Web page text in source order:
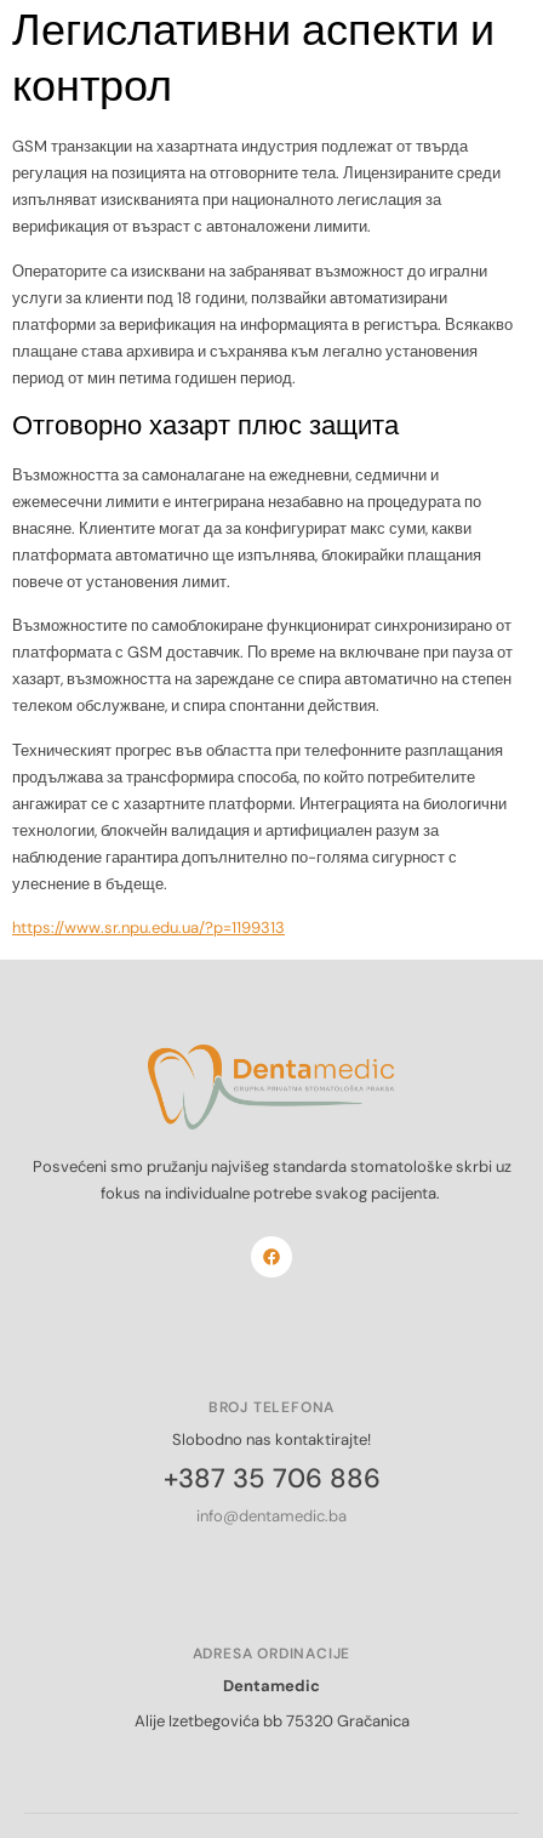
Легислативни аспекти и
контрол
GSM транзакции на хазартната индустрия подлежат от твърда
регулация на позицията на отговорните тела. Лицензираните среди
изпълняват изискванията при националното легислация за
верификация от възраст с автоналожени лимити.
Операторите са изисквани на забраняват възможност до игрални
услуги за клиенти под 18 години, ползвайки автоматизирани
платформи за верификация на информацията в регистъра. Всякакво
плащане става архивира и съхранява към легално установения
период от мин петима годишен период.
Отговорно хазарт плюс защита
Възможността за самоналагане на ежедневни, седмични и
ежемесечни лимити е интегрирана незабавно на процедурата по
внасяне. Клиентите могат да за конфигурират макс суми, какви
платформата автоматично ще изпълнява, блокирайки плащания
повече от установения лимит.
Възможностите по самоблокиране функционират синхронизирано от
платформата с GSM доставчик. По време на включване при пауза от
хазарт, възможността на зареждане се спира автоматично на степен
телеком обслужване, и спира спонтанни действия.
Техническият прогрес във областта при телефонните разплащания
продължава за трансформира способа, по който потребителите
ангажират се с хазартните платформи. Интеграцията на биологични
технологии, блокчейн валидация и артифициален разум за
наблюдение гарантира допълнително по-голяма сигурност с
улеснение в бъдеще.
https://www.sr.npu.edu.ua/?p=1199313
Posvećeni smo pružanju najvišeg standarda stomatološke skrbi uz
fokus na individualne potrebe svakog pacijenta.
BROJ TELEFONA
Slobodno nas kontaktirajte!
+387 35 706 886
info@dentamedic.ba
ADRESA ORDINACIJE
Dentamedic
Alije Izetbegovića bb 75320 Gračanica